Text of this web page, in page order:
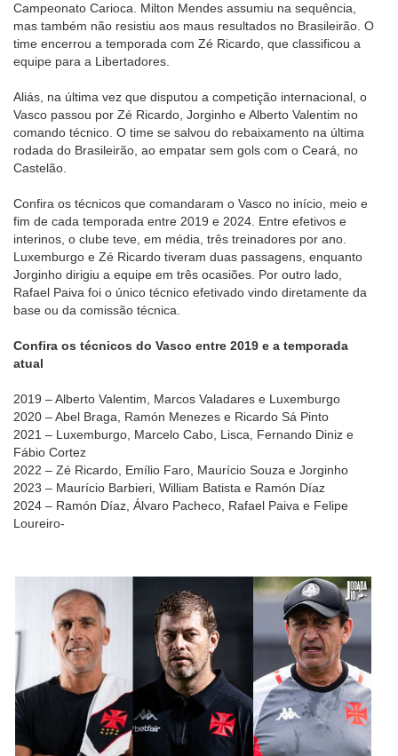
Campeonato Carioca. Milton Mendes assumiu na sequência,
mas também não resistiu aos maus resultados no Brasileirão. O
time encerrou a temporada com Zé Ricardo, que classificou a
equipe para a Libertadores.
Aliás, na última vez que disputou a competição internacional, o
Vasco passou por Zé Ricardo, Jorginho e Alberto Valentim no
comando técnico. O time se salvou do rebaixamento na última
rodada do Brasileirão, ao empatar sem gols com o Ceará, no
Castelão.
Confira os técnicos que comandaram o Vasco no início, meio e
fim de cada temporada entre 2019 e 2024. Entre efetivos e
interinos, o clube teve, em média, três treinadores por ano.
Luxemburgo e Zé Ricardo tiveram duas passagens, enquanto
Jorginho dirigiu a equipe em três ocasiões. Por outro lado,
Rafael Paiva foi o único técnico efetivado vindo diretamente da
base ou da comissão técnica.
Confira os técnicos do Vasco entre 2019 e a temporada
atual
2019 – Alberto Valentim, Marcos Valadares e Luxemburgo
2020 – Abel Braga, Ramón Menezes e Ricardo Sá Pinto
2021 – Luxemburgo, Marcelo Cabo, Lisca, Fernando Diniz e
Fábio Cortez
2022 – Zé Ricardo, Emílio Faro, Maurício Souza e Jorginho
2023 – Maurício Barbieri, William Batista e Ramón Díaz
2024 – Ramón Díaz, Álvaro Pacheco, Rafael Paiva e Felipe
Loureiro-